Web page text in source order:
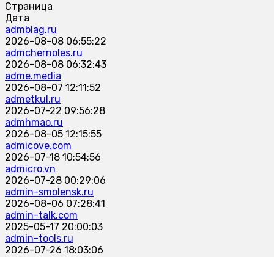
Страница
Дата
admblag.ru
2026-08-08 06:55:22
admchernoles.ru
2026-08-08 06:32:43
adme.media
2026-08-07 12:11:52
admetkul.ru
2026-07-22 09:56:28
admhmao.ru
2026-08-05 12:15:55
admicove.com
2026-07-18 10:54:56
admicro.vn
2026-07-28 00:29:06
admin-smolensk.ru
2026-08-06 07:28:41
admin-talk.com
2025-05-17 20:00:03
admin-tools.ru
2026-07-26 18:03:06